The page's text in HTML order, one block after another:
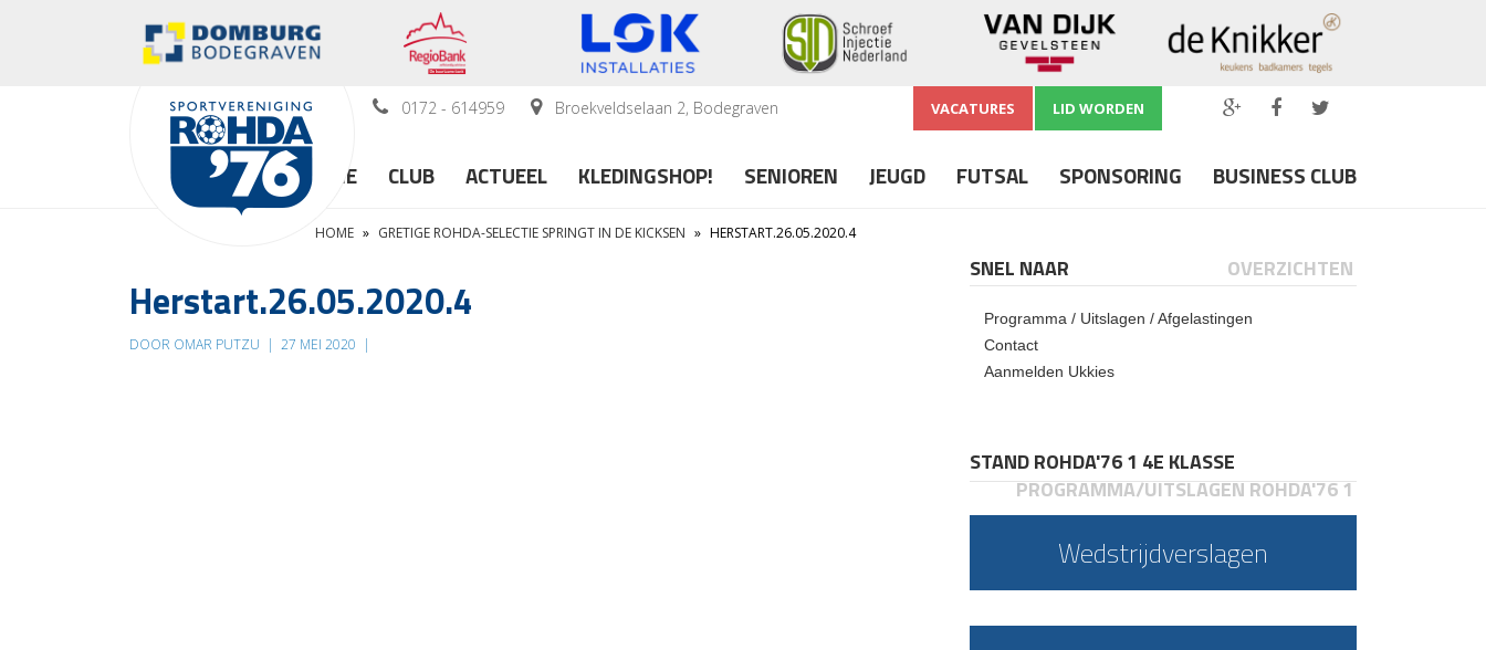
0172 - 614959 Broekveldselaan 2, Bodegraven VACATURES LID WORDEN
HOME CLUB ACTUEEL KLEDINGSHOP! SENIOREN JEUGD FUTSAL SPONSORING BUSINESS CLUB
HOME » GRETIGE ROHDA-SELECTIE SPRINGT IN DE KICKSEN » HERSTART.26.05.2020.4
Herstart.26.05.2020.4
DOOR OMAR PUTZU | 27 MEI 2020 |
SNEL NAAR OVERZICHTEN
Programma / Uitslagen / Afgelastingen
Contact
Aanmelden Ukkies
STAND ROHDA'76 1 4E KLASSE
PROGRAMMA/UITSLAGEN ROHDA'76 1
Wedstrijdverslagen